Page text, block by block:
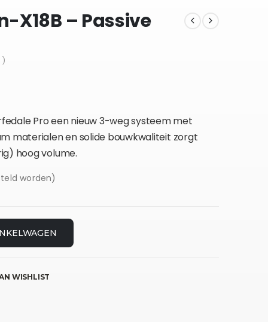
X18B – Passive
)
Pro een nieuw 3-weg systeem met
materialen en solide bouwkwaliteit zorgt
hoog volume.
worden)
WISHLIST